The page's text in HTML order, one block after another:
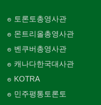
토론토총영사관
몬트리올총영사관
벤쿠버총영사관
캐나다한국대사관
KOTRA
민주평통토론토